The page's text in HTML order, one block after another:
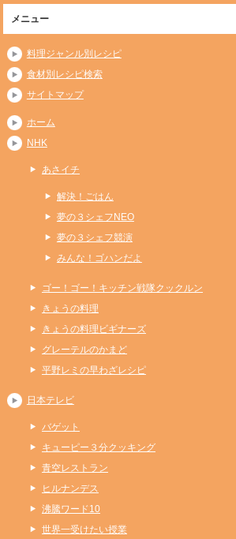
メニュー
料理ジャンル別レシピ
食材別レシピ検索
サイトマップ
ホーム
NHK
あさイチ
解決！ごはん
夢の３シェフNEO
夢の３シェフ競演
みんな！ゴハンだよ
ゴー！ゴー！キッチン戦隊クックルン
きょうの料理
きょうの料理ビギナーズ
グレーテルのかまど
平野レミの早わざレシピ
日本テレビ
バゲット
キューピー３分クッキング
青空レストラン
ヒルナンデス
沸騰ワード10
世界一受けたい授業